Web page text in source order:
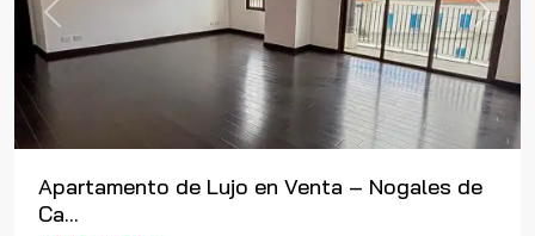
Previous Next
Apartamento de Lujo en Venta – Nogales de
Ca...